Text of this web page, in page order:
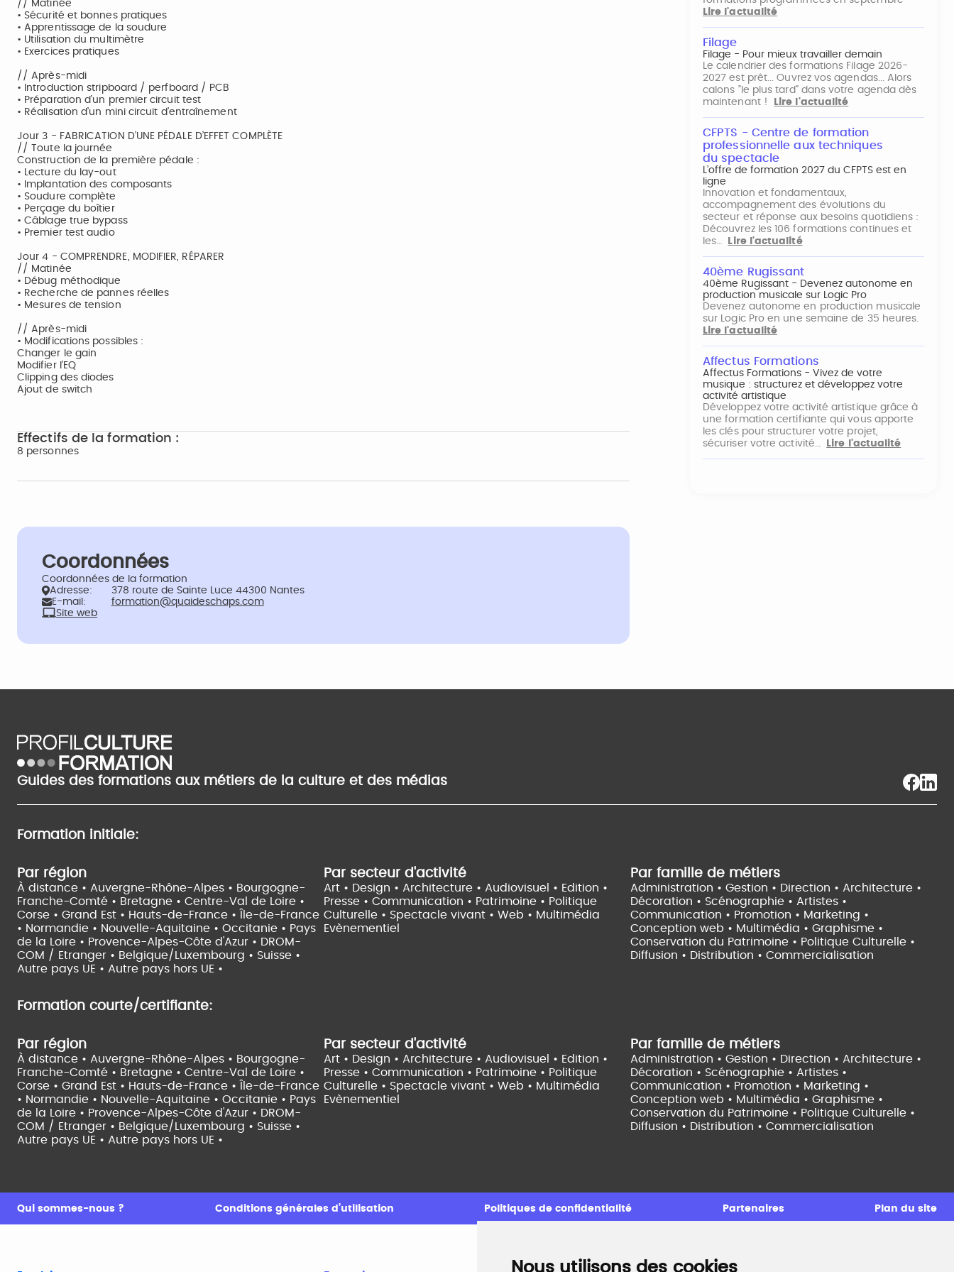
Nous utilisons des cookies
// Matinée
• Sécurité et bonnes pratiques
• Apprentissage de la soudure
• Utilisation du multimètre
• Exercices pratiques
// Après-midi
• Introduction stripboard / perfboard / PCB
• Préparation d’un premier circuit test
• Réalisation d’un mini circuit d’entraînement
Jour 3 - FABRICATION D’UNE PÉDALE D’EFFET COMPLÈTE
// Toute la journée
Construction de la première pédale :
• Lecture du lay-out
• Implantation des composants
• Soudure complète
• Perçage du boîtier
• Câblage true bypass
• Premier test audio
Jour 4 - COMPRENDRE, MODIFIER, RÉPARER
// Matinée
• Débug méthodique
• Recherche de pannes réelles
• Mesures de tension
// Après-midi
• Modifications possibles :
Changer le gain
Modifier l’EQ
Clipping des diodes
Ajout de switch
Effectifs de la formation :
8 personnes
Coordonnées
Coordonnées de la formation
Adresse:
378 route de Sainte Luce 44300 Nantes
E-mail:
formation@quaideschaps.com
Site web
Lire l'actualité
Filage
Filage - Pour mieux travailler demain
Le calendrier des formations Filage 2026-
2027 est prêt... Ouvrez vos agendas... Alors
calons "le plus tard" dans votre agenda dès
maintenant !
Lire l'actualité
CFPTS - Centre de formation
professionnelle aux techniques
du spectacle
L’offre de formation 2027 du CFPTS est en
ligne
Innovation et fondamentaux,
accompagnement des évolutions du
secteur et réponse aux besoins quotidiens :
Découvrez les 106 formations continues et
les…
Lire l'actualité
40ème Rugissant
40ème Rugissant - Devenez autonome en
production musicale sur Logic Pro
Devenez autonome en production musicale
sur Logic Pro en une semaine de 35 heures.
Lire l'actualité
Affectus Formations
Affectus Formations - Vivez de votre
musique : structurez et développez votre
activité artistique
Développez votre activité artistique grâce à
une formation certifiante qui vous apporte
les clés pour structurer votre projet,
sécuriser votre activité…
Lire l'actualité
Guides des formations aux métiers de la culture et des médias
Formation initiale:
Par région
À distance • Auvergne-Rhône-Alpes • Bourgogne-
Franche-Comté • Bretagne • Centre-Val de Loire •
Corse • Grand Est • Hauts-de-France •
Île-de-France
• Normandie • Nouvelle-Aquitaine • Occitanie • Pays
de la Loire • Provence-Alpes-Côte d'Azur • DROM-
COM / Etranger • Belgique/Luxembourg • Suisse •
Autre pays UE • Autre pays hors UE •
Par secteur d'activité
Art • Design • Architecture • Audiovisuel • Edition •
Presse • Communication • Patrimoine • Politique
Culturelle • Spectacle vivant • Web • Multimédia
Evènementiel
Par famille de métiers
Administration • Gestion • Direction • Architecture •
Décoration • Scénographie • Artistes •
Communication • Promotion • Marketing •
Conception web • Multimédia • Graphisme •
Conservation du Patrimoine • Politique Culturelle •
Diffusion • Distribution • Commercialisation
Formation courte/certifiante:
Par région
À distance • Auvergne-Rhône-Alpes • Bourgogne-
Franche-Comté • Bretagne • Centre-Val de Loire •
Corse • Grand Est • Hauts-de-France •
Île-de-France
• Normandie • Nouvelle-Aquitaine • Occitanie • Pays
de la Loire • Provence-Alpes-Côte d'Azur • DROM-
COM / Etranger • Belgique/Luxembourg • Suisse •
Autre pays UE • Autre pays hors UE •
Par secteur d'activité
Art • Design • Architecture • Audiovisuel • Edition •
Presse • Communication • Patrimoine • Politique
Culturelle • Spectacle vivant • Web • Multimédia
Evènementiel
Par famille de métiers
Administration • Gestion • Direction • Architecture •
Décoration • Scénographie • Artistes •
Communication • Promotion • Marketing •
Conception web • Multimédia • Graphisme •
Conservation du Patrimoine • Politique Culturelle •
Diffusion • Distribution • Commercialisation
Qui sommes-nous ? Conditions générales d’utilisation Politiques de confidentialité Partenaires Plan du site